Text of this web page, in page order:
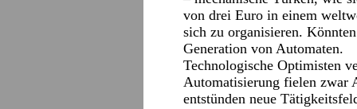
von drei Euro in einem
sich zu organisieren.
Generation von Automaten.
Technologische Optimisten
Automatisierung fielen zwar
entstünden neue